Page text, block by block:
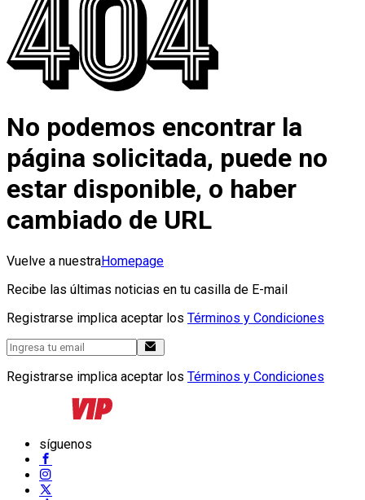
No podemos encontrar la
página solicitada, puede no
estar disponible, o haber
cambiado de URL
Vuelve a nuestraHomepage
Recibe las últimas noticias en tu casilla de E-mail
Registrarse implica aceptar los Términos y Condiciones
Registrarse implica aceptar los Términos y Condiciones
síguenos